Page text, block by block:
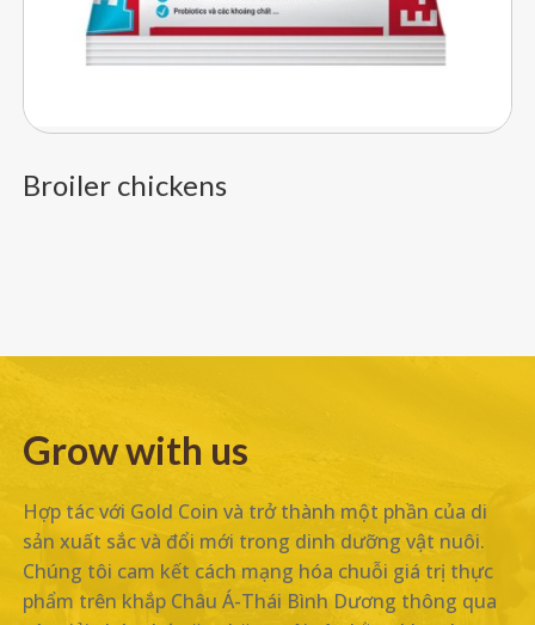
Broiler chickens
Grow with us
Hợp tác với Gold Coin và trở thành một phần của di
sản xuất sắc và đổi mới trong dinh dưỡng vật nuôi.
Chúng tôi cam kết cách mạng hóa chuỗi giá trị thực
phẩm trên khắp Châu Á-Thái Bình Dương thông qua